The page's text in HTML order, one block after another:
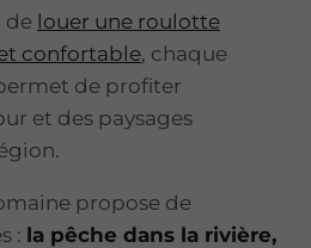
de louer une roulotte
confortable, chaque
de profiter
et des paysages
propose de
: la pêche dans la rivière,